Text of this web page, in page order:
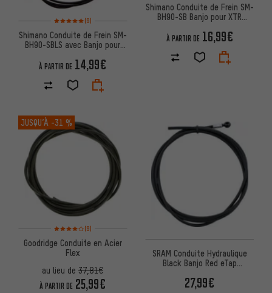
Note moyenne : 5 sur 5 d'après 9 avis
(9)
Shimano Conduite de Frein SM-
BH90-SBLS avec Banjo pour
À PARTIR DE 14,99€
Shimano Conduite de Frein SM-
BH90-SB Banjo pour XTR
À PARTIR DE 16,99€
JUSQU’À -31 %
Note moyenne : 4 sur 5 d'après 9 avis
(9)
Goodridge Conduite en Acier
Flex
au lieu de 37,81€
À PARTIR DE 25,99€
SRAM Conduite Hydraulique
Black Banjo Red eTap
27,99€